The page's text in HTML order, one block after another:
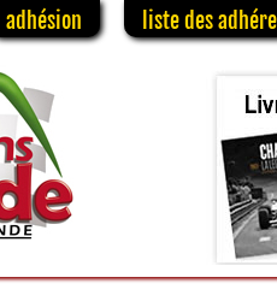
adhésion liste des